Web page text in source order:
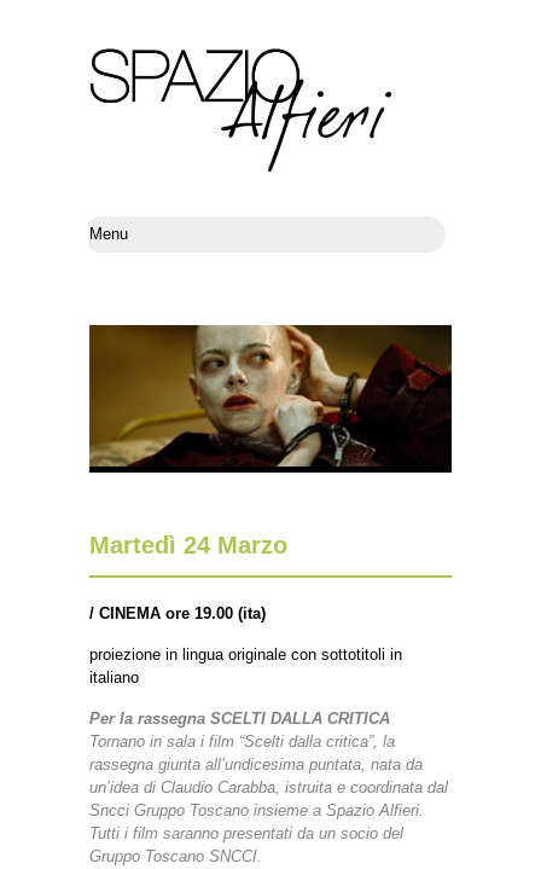
Martedì 24 Marzo
/ CINEMA ore 19.00 (ita)
proiezione in lingua originale con sottotitoli in
italiano
Per la rassegna SCELTI DALLA CRITICA
Tornano in sala i film “Scelti dalla critica”, la
rassegna giunta all’undicesima puntata, nata da
un’idea di Claudio Carabba, istruita e coordinata dal
Sncci Gruppo Toscano insieme a Spazio Alfieri.
Tutti i film saranno presentati da un socio del
Gruppo Toscano SNCCI.